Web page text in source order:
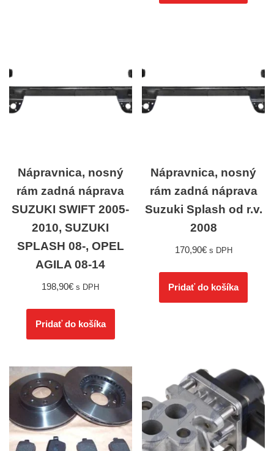
Nápravnica, nosný
rám zadná náprava
SUZUKI SWIFT 2005-
2010, SUZUKI
SPLASH 08-, OPEL
AGILA 08-14
198,90€ s DPH
Pridať do košíka
Nápravnica, nosný
rám zadná náprava
Suzuki Splash od r.v.
2008
170,90€ s DPH
Pridať do košíka